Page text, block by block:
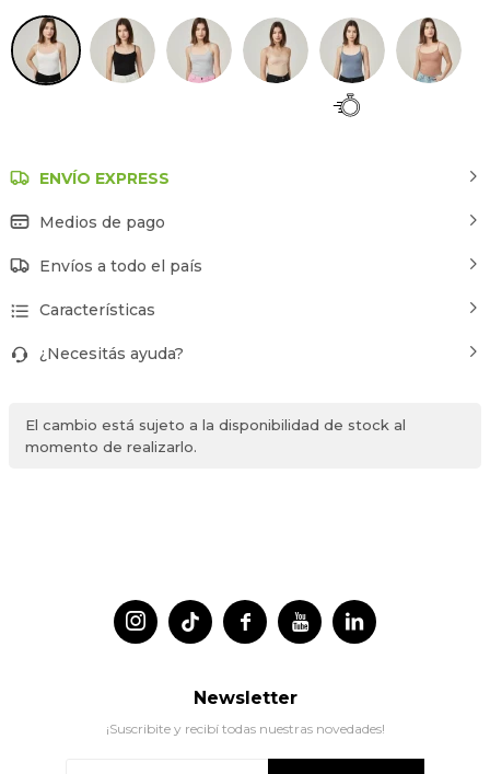
ENVÍO EXPRESS
Medios de pago
Envíos a todo el país
Características
¿Necesitás ayuda?
El cambio está sujeto a la disponibilidad de stock al
momento de realizarlo.
 
 
Newsletter
¡Suscribite y recibí todas nuestras novedades!